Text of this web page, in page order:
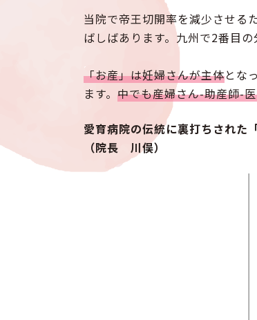
当院で帝王切開率を減少させる
ばしばあります。九州で2番目
「お産」は妊婦さんが主体とな
ます。 中でも産婦さん-助産師-
愛育病院の伝統に裏打ちされた
（院長 川俣）